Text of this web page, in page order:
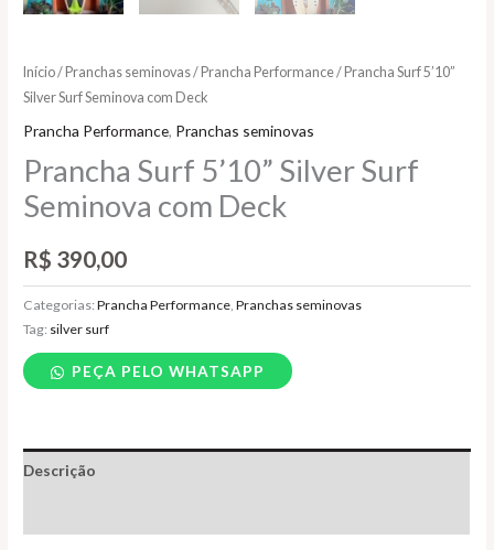
Início/Pranchas seminovas/Prancha Performance/ Prancha Surf 5’10”
Silver Surf Seminova com Deck
Prancha Performance, Pranchas seminovas
Prancha Surf 5’10” Silver Surf
Seminova com Deck
R$ 390,00
Categorias:Prancha Performance ,Pranchas seminovas
Tag: silver surf
PEÇA PELO WHATSAPP
Descrição